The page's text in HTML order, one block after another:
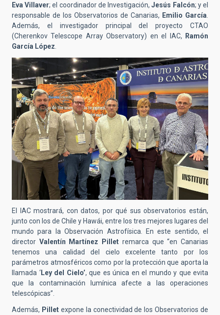
Eva Villaver; el coordinador de Investigación,Jesús Falcón; y el
responsable de los Observatorios de Canarias, Emilio García
Además, el investigador principal del proyecto CTAO
(Cherenkov Telescope Array Observatory) en el IAC, Ramón
García López
El IAC mostrará, con datos, por qué sus observatorios están,
junto con los de Chile y Hawái, entre los tres mejores lugares del
mundo para la Observación Astrofísica. En este sentido, el
director Valentín Martínez Pillet remarca que “en Canarias
tenemos una calidad del cielo excelente tanto por los
parámetros atmosféricos como por la protección que aporta la
llamada ‘Ley del Cielo’, que es única en el mundo y que evita
que la contaminación lumínica afecte a las operaciones
telescópicas”.
Además, Pilletexpone la conectividad de los Observatorios de